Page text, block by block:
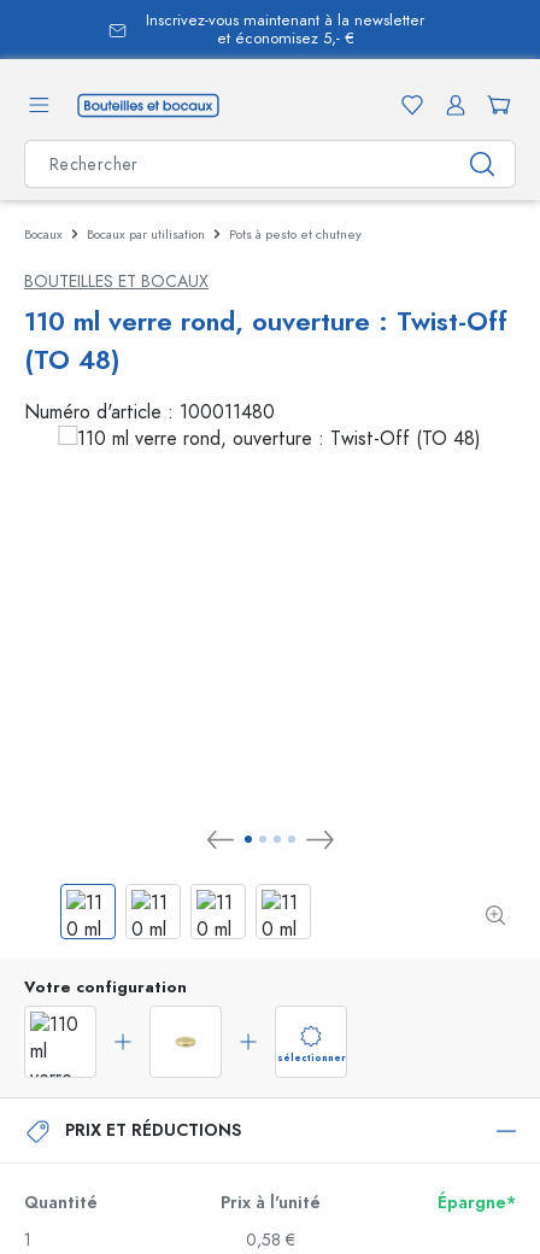
principal
Inscrivez-vous maintenant à la newsletter
et économisez 5,- €
Bocaux Bocaux par utilisation Pots à pesto et chutney
BOUTEILLES ET BOCAUX
110 ml verre rond, ouverture : Twist-Off
(TO 48)
Numéro d'article : 100011480
Votre configuration
sélectionner
PRIX ET RÉDUCTIONS
Quantité Prix à l'unité
Épargne*
1
0,58 €